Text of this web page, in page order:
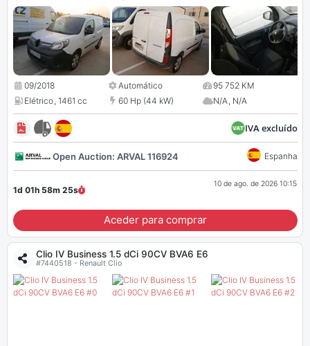
09/2018 Automático
95 752 KM
Elétrico, 1461 cc 60 Hp (44 kW) N/A, N/A
IVA excluído
Open Auction: ARVAL 116924 Espanha
1d 01h 58m 25s
10 de ago. de 2026 10:15
Aceder para comprar
Clio IV Business 1.5 dCi 90CV BVA6 E6
#7440518 - Renault Clio